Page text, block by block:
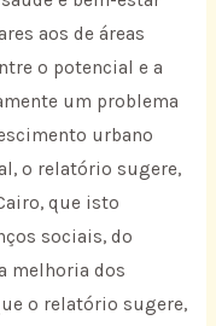
aos de áreas
o potencial e a
um problema
urbano
o relatório sugere,
que isto
sociais, do
melhoria dos
o relatório sugere,